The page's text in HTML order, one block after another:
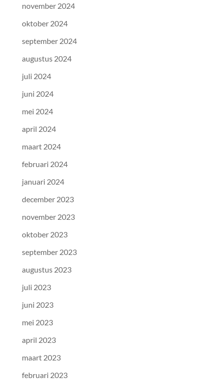
november 2024
oktober 2024
september 2024
augustus 2024
juli 2024
juni 2024
mei 2024
april 2024
maart 2024
februari 2024
januari 2024
december 2023
november 2023
oktober 2023
september 2023
augustus 2023
juli 2023
juni 2023
mei 2023
april 2023
maart 2023
februari 2023